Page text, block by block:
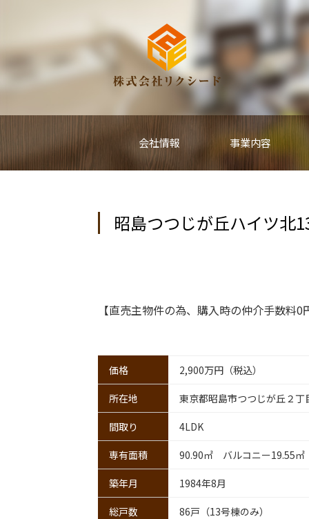
会社情報 事業内容
昭島つつじが丘ハイツ北
【直売主物件の為、購入時の仲介手数
価格 2,900万円（税込）
所在地 東京都昭島市つつじが丘２丁
間取り 4LDK
専有面積 90.90㎡ バルコニー19.55㎡
築年月 1984年8月
総戸数 86戸（13号棟のみ）